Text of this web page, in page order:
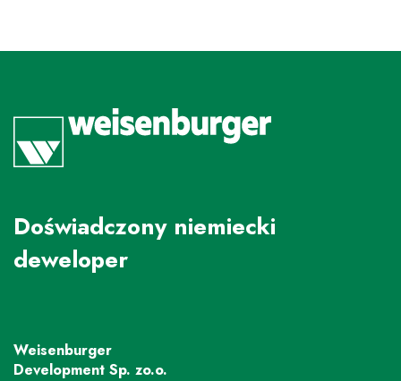
Doświadczony niemiecki
deweloper
Weisenburger
Development Sp. zo.o.